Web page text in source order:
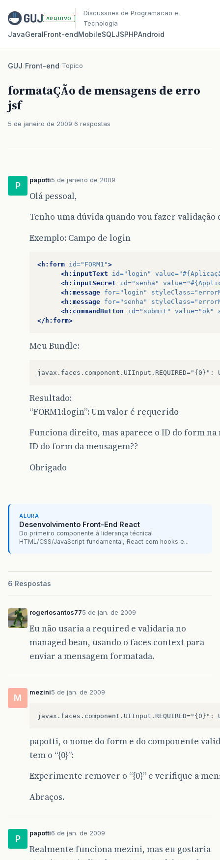
ARQUIVO
Discussoes de Programacao e
Tecnologia
JavaGeralFront‑endMobileSQLJSPHPAndroid
GUJ/Front-end/Topico
formataÇÃo de mensagens de erro
jsf
5 de janeiro de 2009 6 respostas
P
papotti5 de janeiro de 2009
Olá pessoal,
Tenho uma dúvida quando vou fazer validação
Exemplo: Campo de login
<h:form id="FORM1">
<h:inputText
id="login" value=
<h:inputSecret
id="senha" value=
<h:message for="login" styleClass=
<h:message for="senha" styleClass=
<h:commandButton
id="submit" value="ok"
</h:form>
Meu Bundle:
Resultado:
“FORM1:login”: Um valor é requerido
Funciona direito, mas aparece o ID do form
ID do form da mensagem??
Obrigado
ALURA
Desenvolvimento Front-End React
Do primeiro componente à liderança técnica!
HTML/CSS/JavaScript fundamental, React com hooks e...
6 Respostas
rogeriosantos775 de jan. de 2009
Eu não usaria a required e validaria no
managed bean, usando o faces context para
enviar a mensagem formatada.
M
mezini5 de jan. de 2009
papotti, o nome do form e do componente
tem o “{0}”:
Experimente remover o “{0}” e verifique a
Abraços.
P
papotti6 de jan. de 2009
Realmente funciona mezini, mas eu gostaria